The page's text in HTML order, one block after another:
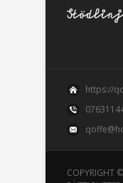
https://
COPYRIGHT